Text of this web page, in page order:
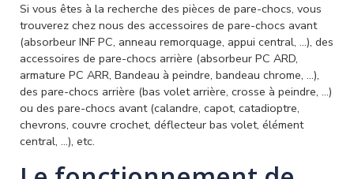
Si vous êtes à la recherche des pièces de pare-chocs, vous
trouverez chez nous des accessoires de pare-chocs avant
(absorbeur INF PC, anneau remorquage, appui central, …), des
accessoires de pare-chocs arrière (absorbeur PC ARD,
armature PC ARR, Bandeau à peindre, bandeau chrome, …),
des pare-chocs arrière (bas volet arrière, crosse à peindre, …)
ou des pare-chocs avant (calandre, capot, catadioptre,
chevrons, couvre crochet, déflecteur bas volet, élément
central, …), etc.